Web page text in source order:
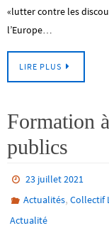
«lutter contre les
l’Europe…
LIRE PLUS
Formation
publics
23 juillet 2021
Actualités,Collectif
Actualité